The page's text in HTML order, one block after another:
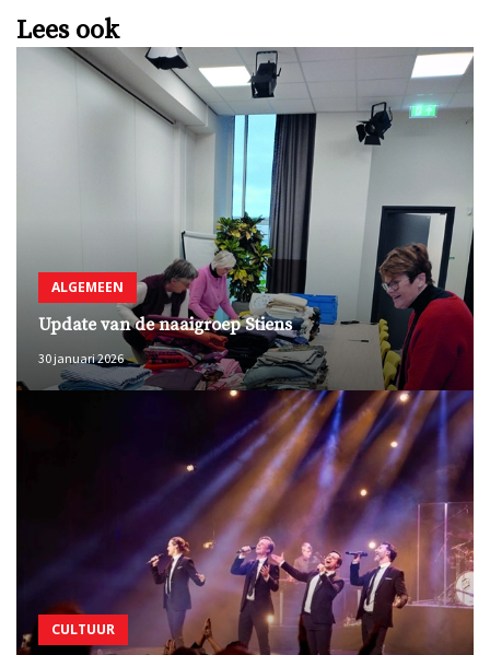
Lees ook
ALGEMEEN
Update van de naaigroep Stiens
30 januari 2026
CULTUUR